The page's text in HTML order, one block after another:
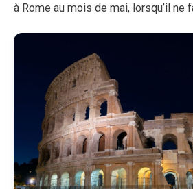
à Rome au mois de mai, lorsqu’il ne